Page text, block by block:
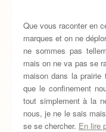
Que vous raconter en
marques et on ne
ne sommes pas
mais on ne va pas se
maison dans la
que le confinement
tout simplement à la
nous, je ne le sais
se se chercher. En lire